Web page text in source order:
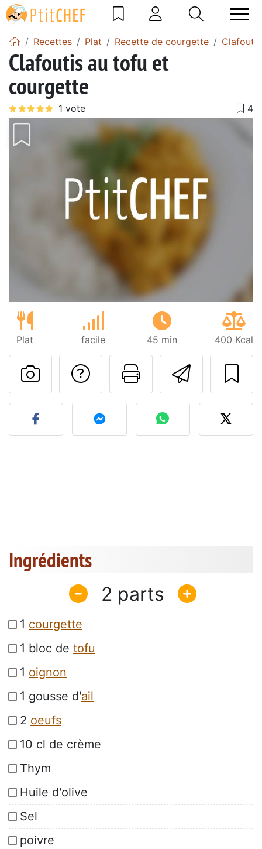
Recettes Plat Recette de courgette
Clafoutis au tofu et
courgette
Plat facile 45 min 400 Kcal
Imprimer
Poser une
Publier votre photo de
Ingrédients
2
1 courgette
1 bloc de tofu
1 oignon
1 gousse d'ail
2 oeufs
10 cl de crème
Thym
Huile d'olive
Sel
poivre